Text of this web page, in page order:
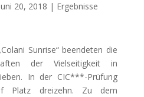
20, 2018 | Ergebnisse
Sunrise“ beendeten die
der Vielseitigkeit in
In der CIC***-Prüfung
Platz dreizehn. Zu dem